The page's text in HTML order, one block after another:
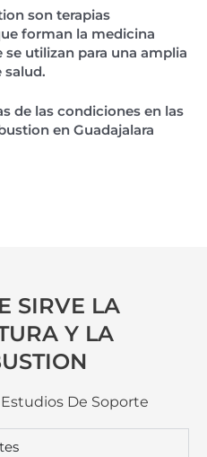
son terapias
forman la medicina
utilizan para una amplia
salud.
de las condiciones en las
en Guadajalara
SIRVE LA
Y LA
De Soporte